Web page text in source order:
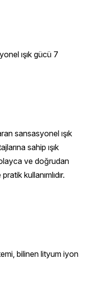
ışık gücü 7
sansasyonel ışık
sahip ışık
ve doğrudan
kullanımlıdır.
bilinen lityum iyon